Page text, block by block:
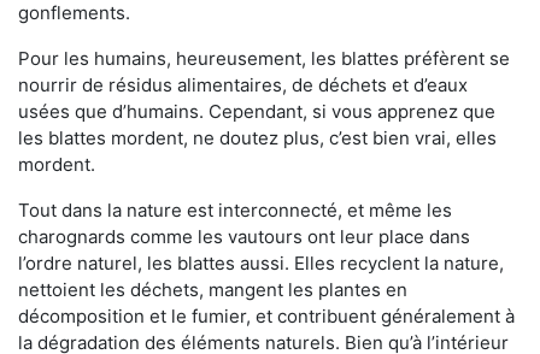
gonflements.
Pour les humains, heureusement, les blattes préfèrent se
nourrir de résidus alimentaires, de déchets et d’eaux
usées que d’humains. Cependant, si vous apprenez que
les blattes mordent, ne doutez plus, c’est bien vrai, elles
mordent.
Tout dans la nature est interconnecté, et même les
charognards comme les vautours ont leur place dans
l’ordre naturel, les blattes aussi. Elles recyclent la nature,
nettoient les déchets, mangent les plantes en
décomposition et le fumier, et contribuent généralement à
la dégradation des éléments naturels. Bien qu’à l’intérieur